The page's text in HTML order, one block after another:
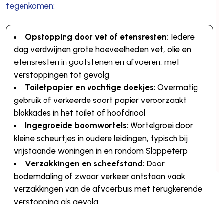
tegenkomen:
Opstopping door vet of etensresten: Iedere
dag verdwijnen grote hoeveelheden vet, olie en
etensresten in gootstenen en afvoeren, met
verstoppingen tot gevolg
Toiletpapier en vochtige doekjes: Overmatig
gebruik of verkeerde soort papier veroorzaakt
blokkades in het toilet of hoofdriool
Ingegroeide boomwortels: Wortelgroei door
kleine scheurtjes in oudere leidingen, typisch bij
vrijstaande woningen in en rondom Slappeterp
Verzakkingen en scheefstand: Door
bodemdaling of zwaar verkeer ontstaan vaak
verzakkingen van de afvoerbuis met terugkerende
verstopping als gevolg